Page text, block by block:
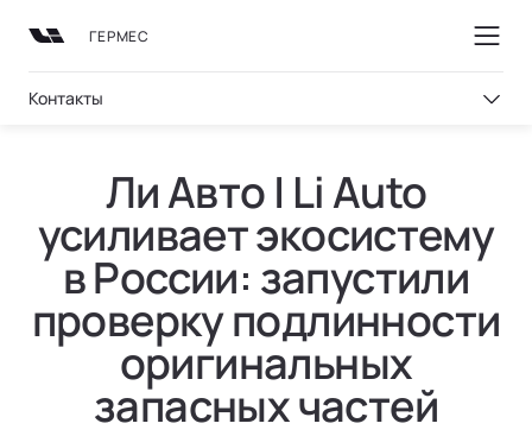
ГЕРМЕС
Контакты
МОДЕЛИ
ПОКУПКА
ВЫБОР И ПОКУПКА
Консультация
Тест-драйв
ВЛАДЕНИЕ
СЕРВИС
Официальный сервис
Регламент ТО
ТЕХНОЛОГИИ
ТЕХНОЛОГИИ ЛИ АВТО | LI AUTO
REEV-платформа
Умное пространство
О НАС
О БРЕНДЕ
Бренд Ли Авто | Li Auto
Новости
Ли Авто | Li Auto
усиливает экосистему
в России: запустили
проверку подлинности
оригинальных
запасных частей